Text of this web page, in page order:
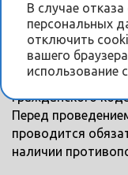
В случае
персональных
отключить
вашего
использование
Информация на
исключительно
каких условиях
определяемой
Гражданского
Перед
проводится
наличии